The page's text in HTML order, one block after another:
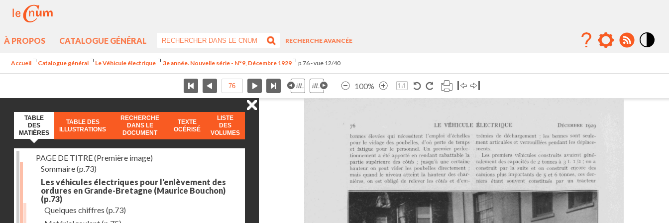
À PROPOS CATALOGUE GÉNÉRAL
RECHERCHE AVANCÉE
Accueil Catalogue général Le Véhicule électrique 3e année. Nouvelle série - N°9, Décembre 1929 p.76 - vue 12/40
100%
TABLE
DES
MATIÈRES
TABLE DES
ILLUSTRATIONS
RECHERCHE
DANS LE
DOCUMENT
TEXTE
OCÉRISÉ
LISTE
DES
VOLUMES
PAGE DE TITRE (Première image)
Sommaire(p.73)
Les véhicules électriques pour l'enlèvement des
ordures en Grande-Bretagne (Maurice Bouchon)
(p.73)
Quelques chiffres (p.73)